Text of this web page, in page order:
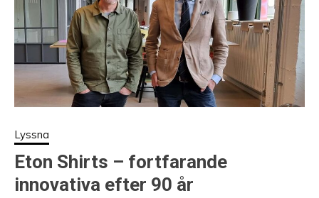
Lyssna
Eton Shirts – fortfarande
innovativa efter 90 år